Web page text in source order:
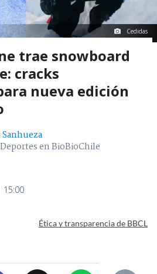
Cedidas
trae snowboard
cracks
nueva edición
en BioBioChile
15:00
Ética y transparencia de BBCL